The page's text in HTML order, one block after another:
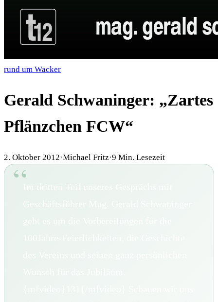
rund um Wacker
Gerald Schwaninger: „Zartes
Pflänzchen FCW“
2. Oktober 2012·Michael Fritz·9 Min. Lesezeit